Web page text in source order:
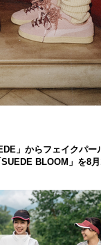
」からフェイクパ
BLOOM」を8